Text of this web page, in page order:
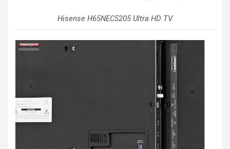
Hisense H65NEC5205 Ultra HD TV